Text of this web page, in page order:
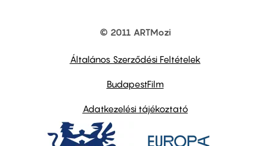
© 2011 ARTMozi
Általános Szerződési Feltételek
BudapestFilm
Adatkezelési tájékoztató